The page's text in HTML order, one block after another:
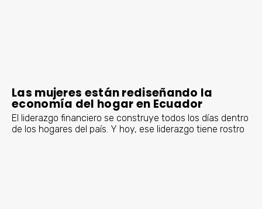
Las mujeres están rediseñando la
economía del hogar en Ecuador
El liderazgo financiero se construye todos los días dentro
de los hogares del país. Y hoy, ese liderazgo tiene rostro